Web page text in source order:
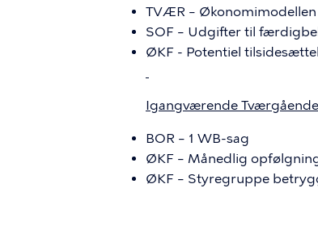
TVÆR – Økonomimodellen
SOF – Udgifter til
ØKF - Potentiel
Igangværende
BOR – 1 WB-sag
ØKF – Månedlig
ØKF – Styregruppe